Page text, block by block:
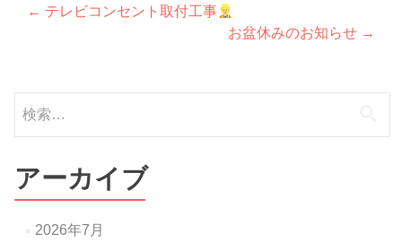
投
ビ
ゲ
ー
シ
ョ
← テレビコンセント取付工事
お盆休みのお知らせ →
索:
アーカイブ
2026年7月